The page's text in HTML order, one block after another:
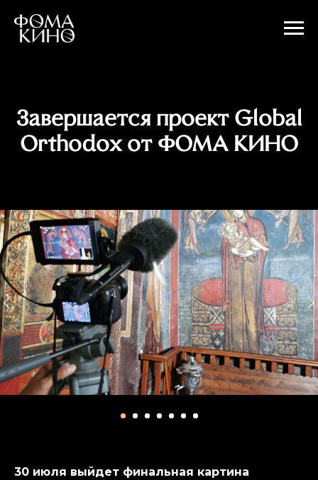
Завершается проект Global
Orthodox от ФОМА КИНО
30 июля выйдет финальная картина